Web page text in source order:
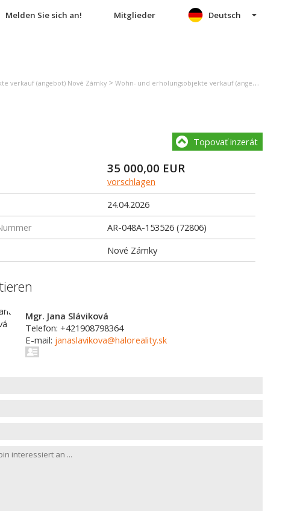
Melden Sie sich an! Mitglieder Deutsch
verkauf (angebot) Nové Zámky > Wohn- und erholungsobjekte verkauf (angebot) Nové Zámky
Topovať inzerát
35 000,00 EUR
vorschlagen
24.04.2026
AR-048A-153526 (72806)
Nové Zámky
Mgr. Jana Sláviková
Telefon: +421908798364
E-mail: janaslavikova@haloreality.sk